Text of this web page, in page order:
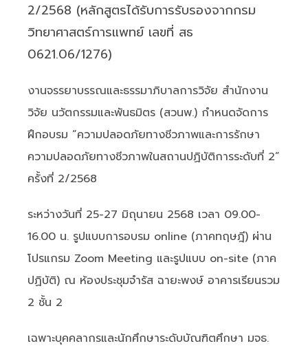
2/2568 (หลักสูตรได้รับการรับรองจากกรม
วิทยาศาสตร์การแพทย์ เลขที่ สธ
0621.06/1276)
งานจรรยาบรรณและธรรมาภิบาลการวิจัย สำนักงาน
วิจัย นวัตกรรมและพันธมิตร (สวนพ.) กำหนดจัดการ
ฝึกอบรม “ความปลอดภัยทางชีวภาพและการรักษา
ความปลอดภัยทางชีวภาพในสถานปฏิบัติการระดับที่ 2”
ครั้งที่ 2/2568
ระหว่างวันที่ 25-27 มิถุนายน 2568 เวลา 09.00-
16.00 น. รูปแบบการอบรม online (ภาคทฤษฎี) ผ่าน
โปรแกรม Zoom Meeting และรูปแบบ on-site (ภาค
ปฏิบัติ) ณ ห้องประชุมจำรัส ฉายะพงษ์ อาคารเรียนรวม
2 ชั้น 2
เฉพาะบุคคลากรและนักศึกษาระดับบัณฑิตศึกษา มจธ.